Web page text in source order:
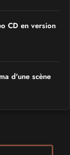
CD en version
d'une scène